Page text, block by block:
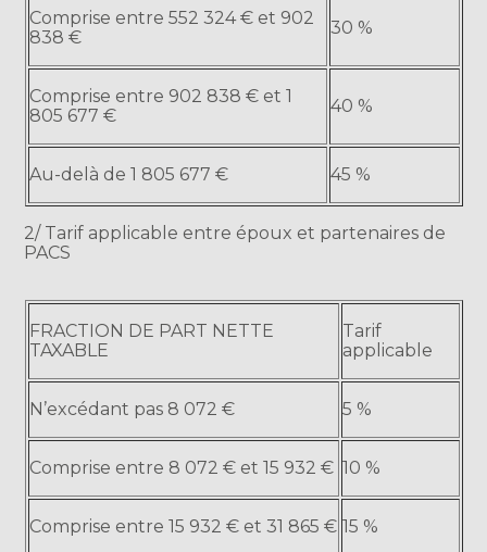
Comprise entre 552 324 € et 902
838 €
30 %
Comprise entre 902 838 € et 1
805 677 €
40 %
Au-delà de 1 805 677 € 45 %
2/ Tarif applicable entre époux et partenaires de
PACS
FRACTION DE PART NETTE
TAXABLE
Tarif
applicable
N’excédant pas 8 072 € 5 %
Comprise entre 8 072 € et 15 932 € 10 %
Comprise entre 15 932 € et 31 865 € 15 %